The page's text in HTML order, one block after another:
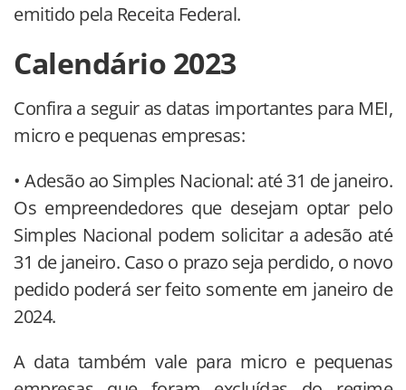
emitido pela Receita Federal.
Calendário 2023
Confira a seguir as datas importantes para MEI,
micro e pequenas empresas:
• Adesão ao Simples Nacional: até 31 de janeiro.
Os empreendedores que desejam optar pelo
Simples Nacional podem solicitar a adesão até
31 de janeiro. Caso o prazo seja perdido, o novo
pedido poderá ser feito somente em janeiro de
2024.
A data também vale para micro e pequenas